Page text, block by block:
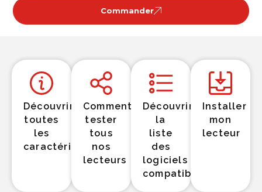
Commander
Découvrir
toutes
les
caractéristiques
Comment
tester
tous
nos
lecteurs
Découvrir
la
liste
des
logiciels
compatibles
Installer
mon
lecteur